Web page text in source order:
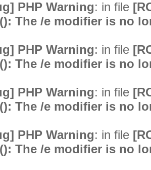
PHP Warning: in file
The /e modifier is no
PHP Warning: in file
The /e modifier is no
PHP Warning: in file
The /e modifier is no
PHP Warning: in file
The /e modifier is no